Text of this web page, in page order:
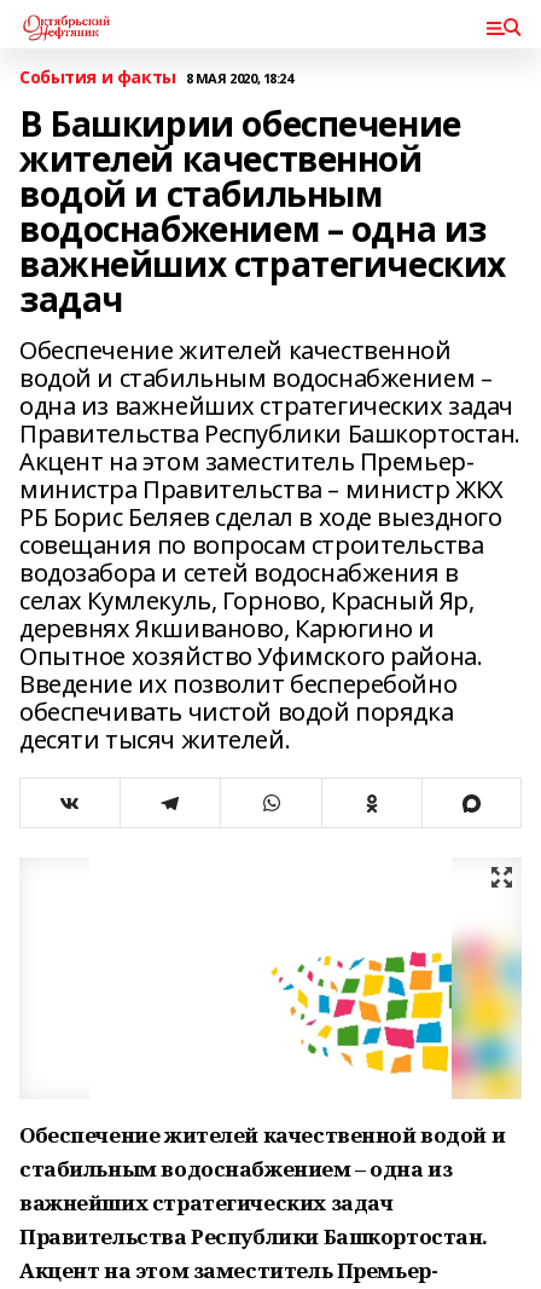
События и факты 8 МАЯ 2020, 18:24
В Башкирии обеспечение
жителей качественной
водой и стабильным
водоснабжением – одна из
важнейших стратегических
задач
Обеспечение жителей качественной
водой и стабильным водоснабжением –
одна из важнейших стратегических задач
Правительства Республики Башкортостан.
Акцент на этом заместитель Премьер-
министра Правительства – министр ЖКХ
РБ Борис Беляев сделал в ходе выездного
совещания по вопросам строительства
водозабора и сетей водоснабжения в
селах Кумлекуль, Горново, Красный Яр,
деревнях Якшиваново, Карюгино и
Опытное хозяйство Уфимского района.
Введение их позволит бесперебойно
обеспечивать чистой водой порядка
десяти тысяч жителей.
Обеспечение жителей качественной водой и
стабильным водоснабжением – одна из
важнейших стратегических задач
Правительства Республики Башкортостан.
Акцент на этом заместитель Премьер-